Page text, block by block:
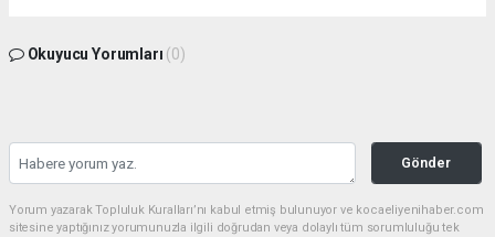
Okuyucu Yorumları (0)
Gönder
Yorum yazarak Topluluk Kuralları’nı kabul etmiş bulunuyor ve kocaeliyenihaber.com
sitesine yaptığınız yorumunuzla ilgili doğrudan veya dolaylı tüm sorumluluğu tek